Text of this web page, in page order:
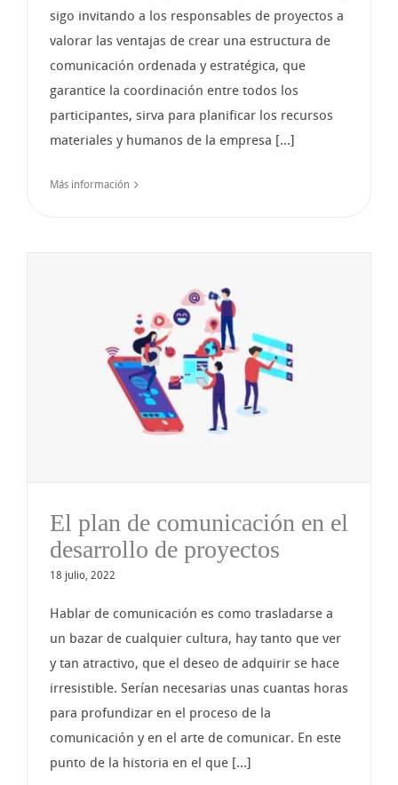
sigo invitando a los responsables de proyectos a
valorar las ventajas de crear una estructura de
comunicación ordenada y estratégica, que
garantice la coordinación entre todos los
participantes, sirva para planificar los recursos
materiales y humanos de la empresa [...]
Más información
El plan de comunicación en el
desarrollo de proyectos
18 julio, 2022
Hablar de comunicación es como trasladarse a
un bazar de cualquier cultura, hay tanto que ver
y tan atractivo, que el deseo de adquirir se hace
irresistible. Serían necesarias unas cuantas horas
para profundizar en el proceso de la
comunicación y en el arte de comunicar. En este
punto de la historia en el que [...]